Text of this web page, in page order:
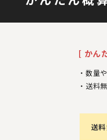
[ かん
数量
送料
送